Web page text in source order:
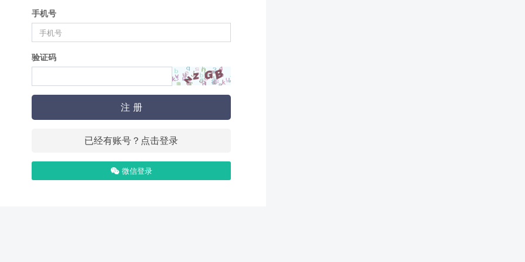
手机号
验证码
注 册
已经有账号？点击登录
微信登录